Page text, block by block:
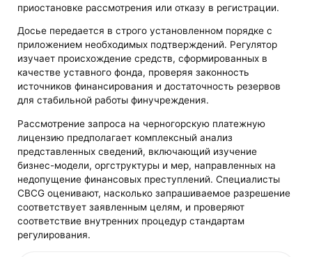
приостановке рассмотрения или отказу в регистрации.
Досье передается в строго установленном порядке с
приложением необходимых подтверждений. Регулятор
изучает происхождение средств, сформированных в
качестве уставного фонда, проверяя законность
источников финансирования и достаточность резервов
для стабильной работы финучреждения.
Рассмотрение запроса на черногорскую платежную
лицензию предполагает комплексный анализ
представленных сведений, включающий изучение
бизнес-модели, оргструктуры и мер, направленных на
недопущение финансовых преступлений. Специалисты
CBCG оценивают, насколько запрашиваемое разрешение
соответствует заявленным целям, и проверяют
соответствие внутренних процедур стандартам
регулирования.